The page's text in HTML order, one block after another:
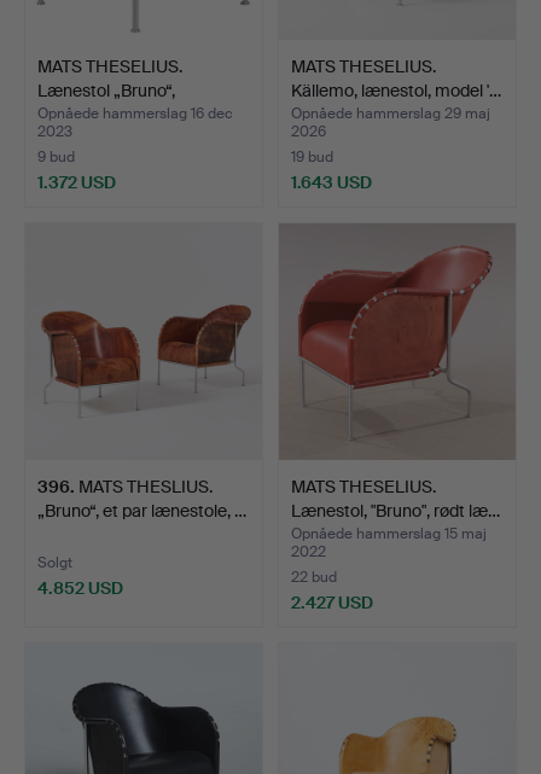
MATS THESELIUS.
Lænestol „Bruno“,
designår…
Opnåede hammerslag 16 dec
2023
9 bud
1.372 USD
MATS THESELIUS.
Källemo, lænestol, model '…
Opnåede hammerslag 29 maj
2026
19 bud
1.643 USD
396. MATS THESLIUS.
„Bruno“, et par lænestole, …
Solgt
4.852 USD
MATS THESELIUS.
Lænestol, "Bruno", rødt læ…
Opnåede hammerslag 15 maj
2022
22 bud
2.427 USD